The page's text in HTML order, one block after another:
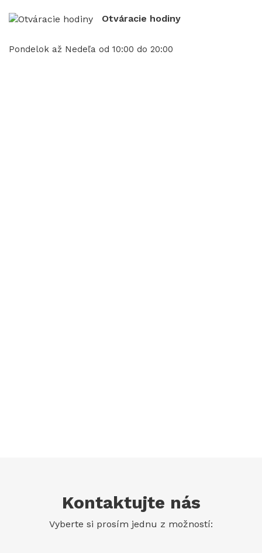
Otváracie hodiny
Pondelok až Nedeľa od 10:00 do 20:00
Kontaktujte nás
Vyberte si prosím jednu z možností: